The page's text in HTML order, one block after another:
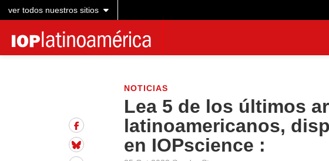
ver todos nuestros sitios
NOTICIAS
Lea 5 de los últimos
latinoamericanos,
en IOPscience :